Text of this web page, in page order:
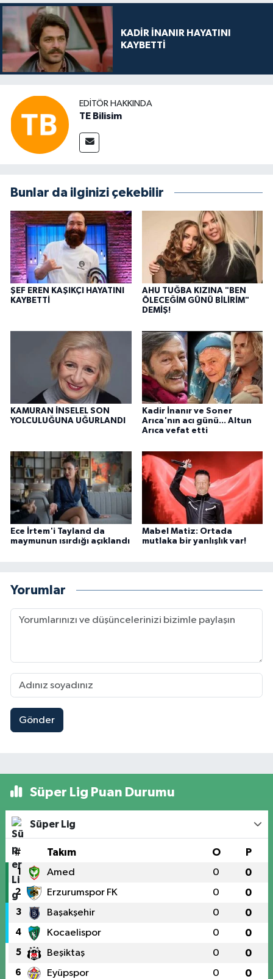
KADİR İNANIR HAYATINI
KAYBETTİ
EDITÖR HAKKINDA
TE Bilisim
Bunlar da ilginizi çekebilir
ŞEF EREN KAŞIKÇI HAYATINI
KAYBETTİ
AHU TUĞBA KIZINA "BEN
ÖLECEĞİM GÜNÜ BİLİRİM"
DEMİŞ!
KAMURAN İNSELEL SON
YOLCULUĞUNA UĞURLANDI
Kadir İnanır ve Soner
Arıca'nın acı günü... Altun
Arıca vefat etti
Ece İrtem'i Tayland da
maymunun ısırdığı açıklandı
Mabel Matiz: Ortada
mutlaka bir yanlışlık var!
Yorumlar
Gönder
Süper Lig Puan Durumu
Süper Lig
# Takım O P
1 Amed 0 0
2 Erzurumspor FK 0 0
3 Başakşehir 0 0
4 Kocaelispor 0 0
5 Beşiktaş 0 0
6 Eyüpspor 0 0